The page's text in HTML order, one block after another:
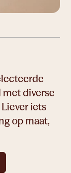
diverse
iets
op maat,